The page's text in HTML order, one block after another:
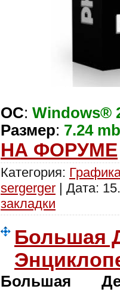
OC: Windows®
Размер: 7.24 mb
НА ФОРУМЕ
Категория:
sergerger | Дата:
закладки
Большая
Большая